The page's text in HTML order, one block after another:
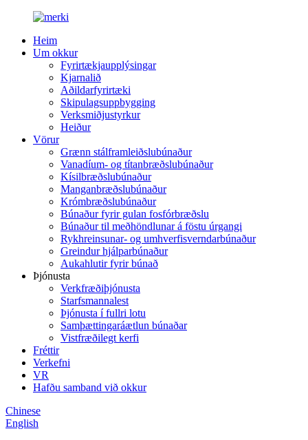
Heim
Um okkur
Fyrirtækjaupplýsingar
Kjarnalið
Aðildarfyrirtæki
Skipulagsuppbygging
Verksmiðjustyrkur
Heiður
Vörur
Grænn stálframleiðslubúnaður
Vanadíum- og títanbræðslubúnaður
Kísilbræðslubúnaður
Manganbræðslubúnaður
Krómbræðslubúnaður
Búnaður fyrir gulan fosfórbræðslu
Búnaður til meðhöndlunar á föstu úrgangi
Rykhreinsunar- og umhverfisverndarbúnaður
Greindur hjálparbúnaður
Aukahlutir fyrir búnað
Þjónusta
Verkfræðiþjónusta
Starfsmannalest
Þjónusta í fullri lotu
Samþættingaráætlun búnaðar
Vistfræðilegt kerfi
Fréttir
Verkefni
VR
Hafðu samband við okkur
Chinese
English